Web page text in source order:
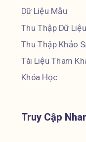
Dữ Liệu Mẫu
Thu Thập Dữ
Thu Thập Khảo
Tài Liệu Tham
Khóa Học
Truy Cập